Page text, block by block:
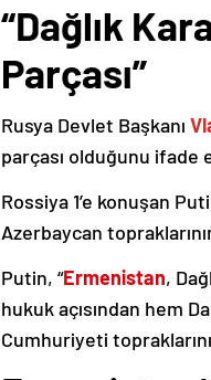
“Dağlık
Parçası”
Rusya Devlet Başkanı
parçası olduğunu ifade
Rossiya 1’e konuşan
Azerbaycan
Putin, “Ermenistan,
hukuk açısından hem
Cumhuriyeti